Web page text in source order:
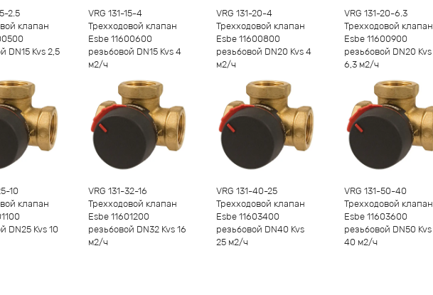
2.5
клапан
DN15 Kvs 2,5
VRG 131-15-4
Трехходовой клапан
Esbe 11600600
резьбовой DN15 Kvs 4
м2/ч
VRG 131-20-4
Трехходовой клапан
Esbe 11600800
резьбовой DN20 Kvs 4
м2/ч
VRG 131-20-6.3
Трехходовой клапан
Esbe 11600900
резьбовой DN20 Kvs
6,3 м2/ч
10
клапан
DN25 Kvs 10
VRG 131-32-16
Трехходовой клапан
Esbe 11601200
резьбовой DN32 Kvs 16
м2/ч
VRG 131-40-25
Трехходовой клапан
Esbe 11603400
резьбовой DN40 Kvs
25 м2/ч
VRG 131-50-40
Трехходовой клапан
Esbe 11603600
резьбовой DN50 Kvs
40 м2/ч